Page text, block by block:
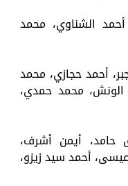
الشناوي، محمد
أحمد حجازي، محمد
الونش، محمد حمدي،
أيمن أشرف،
أحمد سيد زيزو،